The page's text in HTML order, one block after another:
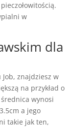
w
dla
Job, znajdziesz w
na przykład o
średnica wynosi
a jego
takie jak ten,